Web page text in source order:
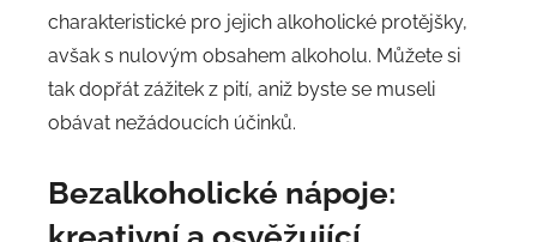
charakteristické pro jejich alkoholické protějšky,
avšak s nulovým obsahem alkoholu. Můžete si
tak dopřát zážitek z pití, aniž byste se museli
obávat nežádoucích účinků.
Bezalkoholické nápoje: